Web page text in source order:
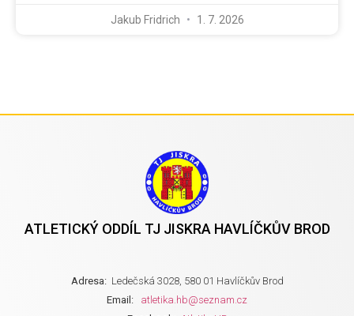
Jakub Fridrich 1. 7. 2026
ATLETICKÝ ODDÍL TJ JISKRA HAVLÍČKŮV BROD
Adresa: Ledečská 3028, 580 01 Havlíčkův Brod
Email:
atletika.hb@seznam.cz